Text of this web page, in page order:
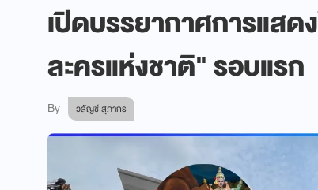
เปิดบรรยากาศการแสด
ละครแห่งชาติ" รอบแรก
By วลัญช์ สุภากร